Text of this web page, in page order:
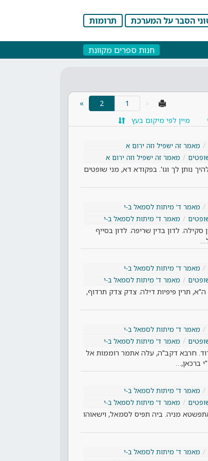
הסבר על המערכת תרומות
חנות ספרים מקוונת
2
»
מיין לפי מיקום בעץ
מאמר זה ישפיל וזה ירום א
מאמר זה ישפיל וזה ירום א
נותן לך וגו'. בפקודא דא, מני שופטים
מאמר ד' מיתות לסמאל ב-י
מאמר ד' מיתות לסמאל ב-י
לדון בדין שריפה. לדון בסייף
מאמר ד' מיתות לסמאל ב-י
מאמר ד' מיתות לסמאל ב-י
תרין פיפיות דילה. צדק צדק תרדוף,
מאמר ד' מיתות לסמאל ב-י
מאמר ד' מיתות לסמאל ב-י
חרבא דקב"ה, עלה אתמר רוממות אל
ברכאן,…
מאמר ד' מיתות לסמאל ב-י
מאמר ד' מיתות לסמאל ב-י
מניה. ביה תפיס לסמאל, וישאוהו
מאמר ד' מיתות לסמאל ב-י